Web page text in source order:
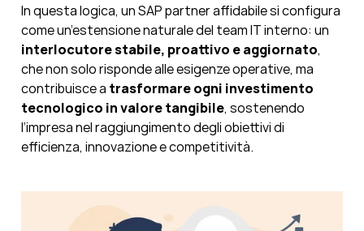
In questa logica, un SAP partner affidabile si configura
come un’estensione naturale del team IT interno: un
interlocutore stabile, proattivo e aggiornato,
che non solo risponde alle esigenze operative, ma
contribuisce a trasformare ogni investimento
tecnologico in valore tangibile, sostenendo
l’impresa nel raggiungimento degli obiettivi di
efficienza, innovazione e competitività.